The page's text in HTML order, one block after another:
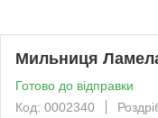
Мильниця
Готово до відправки
Код: 0002340